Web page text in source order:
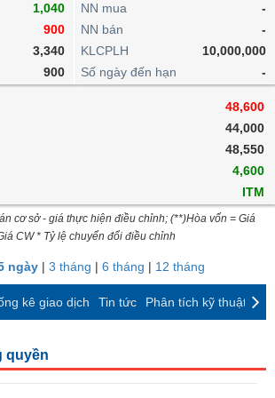
1,040
900
3,340
900
NN mua
-
NN bán
-
KLCPLH
10,000,000
Số ngày đến hạn
-
48,600
44,000
48,550
4,600
ITM
cơ sở - giá thực hiện điều chỉnh; (**)Hòa vốn = Giá
CW * Tỷ lệ chuyển đổi điều chỉnh
ngày| 3 tháng | 6 tháng | 12 tháng
kê giao dịch Tin tức Phân tích kỹ thuật
quyền